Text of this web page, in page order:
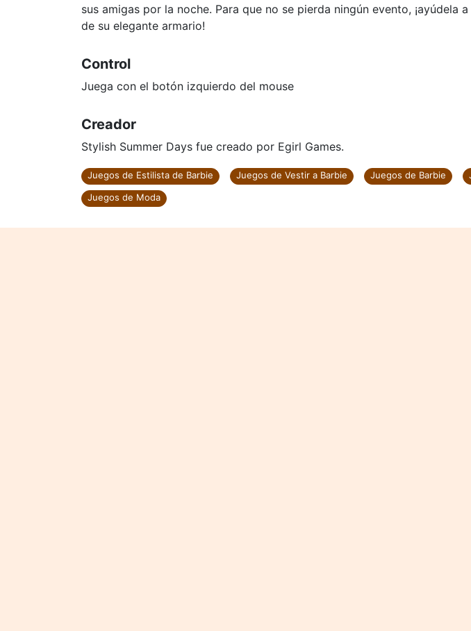
sus amigas por la noche. Para que no se pierda ningún evento, ¡ayúdela
de su elegante armario!
Control
Juega con el botón izquierdo del mouse
Creador
Stylish Summer Days fue creado por Egirl Games.
Juegos de Estilista de Barbie Juegos de Vestir a Barbie Juegos de Barbie
Juegos de Moda